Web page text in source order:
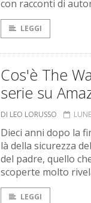
con racconti di
LEGGI
Cos'è The
serie su
DI LEO LORUSSO
Dieci anni dopo la
là della sicurezza
del padre, quello
scoperte molto
LEGGI